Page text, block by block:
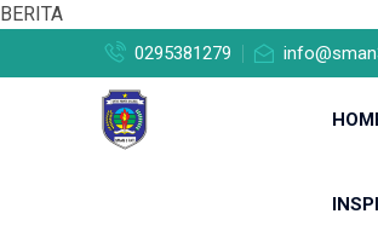
BERITA
0295381279